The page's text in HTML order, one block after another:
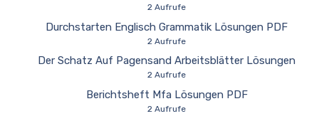
2 Aufrufe
Durchstarten Englisch Grammatik Lösungen PDF
2 Aufrufe
Der Schatz Auf Pagensand Arbeitsblätter Lösungen
2 Aufrufe
Berichtsheft Mfa Lösungen PDF
2 Aufrufe